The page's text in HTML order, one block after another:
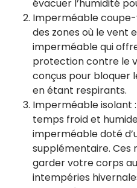
évacuer l’humidité
Imperméable coupe-
des zones où le vent
imperméable qui
protection contre le
conçus pour bloquer
en étant respirants.
Imperméable isolant
temps froid et
imperméable doté
supplémentaire. Ces
garder votre corps
intempéries